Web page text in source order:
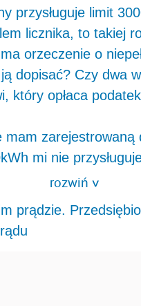
przysługuje limit
licznika, to takiej
orzeczenie o
dopisać? Czy dwa
który opłaca
zarejestrowaną
mi nie
rozwiń>
prądzie.